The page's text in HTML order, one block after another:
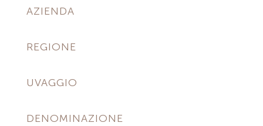
AZIENDA
REGIONE
UVAGGIO
DENOMINAZIONE